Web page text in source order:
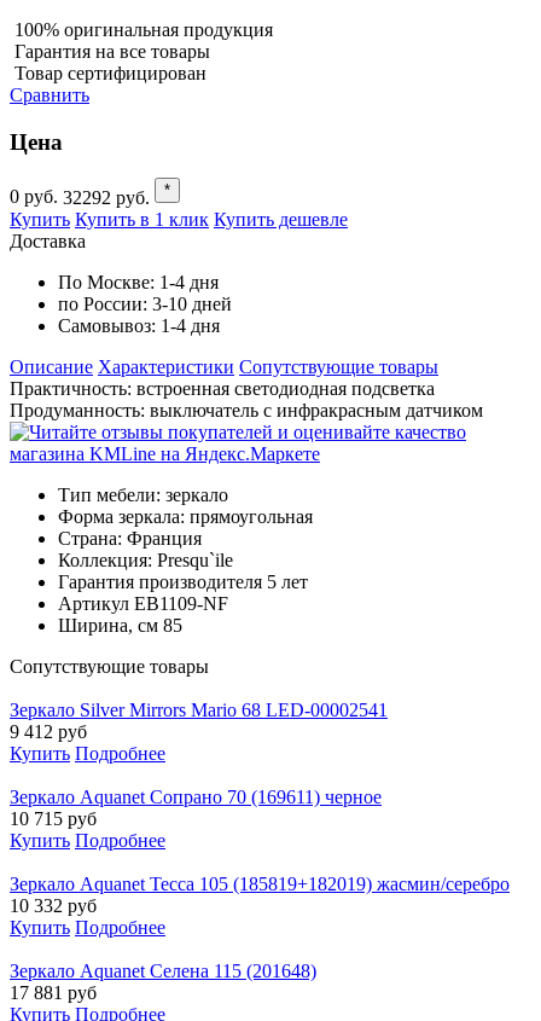
100% оригинальная продукция
Гарантия на все товары
Товар сертифицирован
Сравнить
Цена
0 руб. 32292 руб. *
Купить Купить в 1 клик Купить дешевле
Доставка
По Москве: 1-4 дня
по России: 3-10 дней
Самовывоз: 1-4 дня
Описание Характеристики Cопутствующие товары
Практичность: встроенная светодиодная подсветка
Продуманность: выключатель с инфракрасным датчиком
Тип мебели: зеркало
Форма зеркала: прямоугольная
Страна: Франция
Коллекция: Presqu`ile
Гарантия производителя 5 лет
Артикул EB1109-NF
Ширина, см 85
Cопутствующие товары
Зеркало Silver Mirrors Mario 68 LED-00002541
9 412 руб
Купить Подробнее
Зеркало Aquanet Сопрано 70 (169611) черное
10 715 руб
Купить Подробнее
Зеркало Aquanet Тесса 105 (185819+182019) жасмин/серебро
10 332 руб
Купить Подробнее
Зеркало Aquanet Селена 115 (201648)
17 881 руб
Купить Подробнее